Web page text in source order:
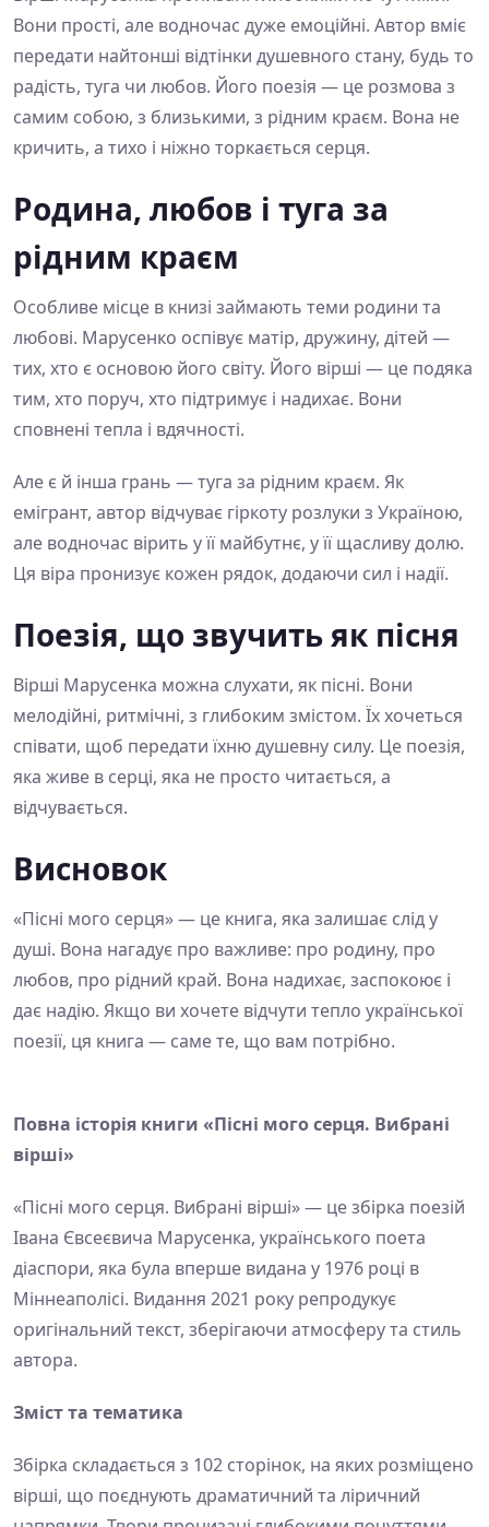
Вони прості, але водночас дуже емоційні. Автор вміє
передати найтонші відтінки душевного стану, будь то
радість, туга чи любов. Його поезія — це розмова з
самим собою, з близькими, з рідним краєм. Вона не
кричить, а тихо і ніжно торкається серця.
Родина, любов і туга за
рідним краєм
Особливе місце в книзі займають теми родини та
любові. Марусенко оспівує матір, дружину, дітей —
тих, хто є основою його світу. Його вірші — це подяка
тим, хто поруч, хто підтримує і надихає. Вони
сповнені тепла і вдячності.
Але є й інша грань — туга за рідним краєм. Як
емігрант, автор відчуває гіркоту розлуки з Україною,
але водночас вірить у її майбутнє, у її щасливу долю.
Ця віра пронизує кожен рядок, додаючи сил і надії.
Поезія, що звучить як пісня
Вірші Марусенка можна слухати, як пісні. Вони
мелодійні, ритмічні, з глибоким змістом. Їх хочеться
співати, щоб передати їхню душевну силу. Це поезія,
яка живе в серці, яка не просто читається, а
відчувається.
Висновок
«Пісні мого серця» — це книга, яка залишає слід у
душі. Вона нагадує про важливе: про родину, про
любов, про рідний край. Вона надихає, заспокоює і
дає надію. Якщо ви хочете відчути тепло української
поезії, ця книга — саме те, що вам потрібно.
Повна історія книги «Пісні мого серця. Вибрані
вірші»
«Пісні мого серця. Вибрані вірші» — це збірка поезій
Івана Євсеєвича Марусенка, українського поета
діаспори, яка була вперше видана у 1976 році в
Міннеаполісі. Видання 2021 року репродукує
оригінальний текст, зберігаючи атмосферу та стиль
автора.
Зміст та тематика
Збірка складається з 102 сторінок, на яких розміщено
вірші, що поєднують драматичний та ліричний